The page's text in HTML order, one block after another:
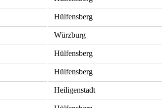
Hülfensberg
Würzburg
Hülfensberg
Hülfensberg
Heiligenstadt